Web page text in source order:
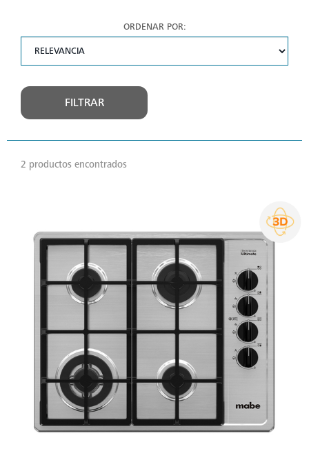
ORDENAR POR:
FILTRAR
2 productos encontrados